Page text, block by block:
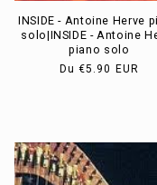
INSIDE - Antoine Herve
solo|INSIDE - Antoine
piano solo
Prix
Du€5.90 EUR